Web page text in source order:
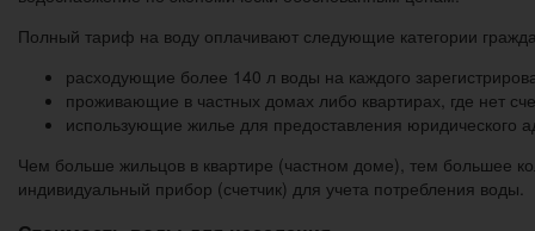
Полный тариф на воду оплачивают следующие категории
расходующие более 140 л воды на каждого
проживающие в частных домах либо квартирах, где нет
использующие жилье для предоставления юридического
Чем больше жильцов в квартире (частном доме), тем большее
индивидуальный прибор (счетчик) для учета потребления воды.